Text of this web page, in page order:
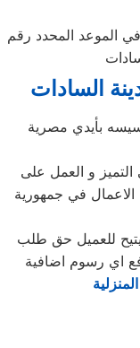
في الموعد المحدد رقم
السادات
بأيدي مصرية
التميز و العمل على
في جمهورية
للعميل حق طلب